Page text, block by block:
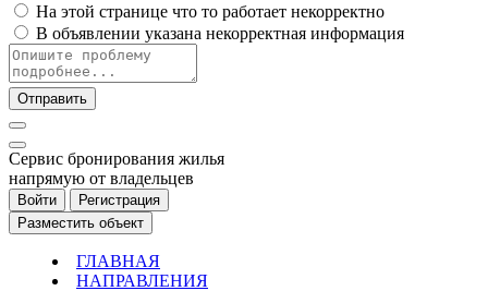
На этой странице что то работает некорректно
В объявлении указана некорректная информация
Отправить
Cервис бронирования жилья
напрямую от владельцев
Войти
Регистрация
Разместить объект
ГЛАВНАЯ
НАПРАВЛЕНИЯ